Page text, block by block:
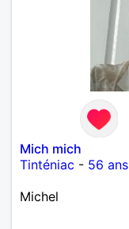
Mich mich
Tinténiac - 56 ans
Michel